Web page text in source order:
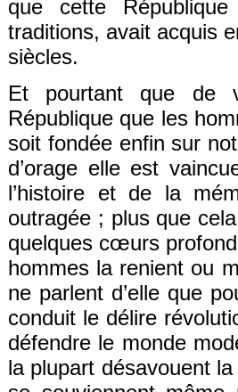
que cette
traditions, avait acquis
siècles.
Et pourtant que de
République que les
soit fondée enfin sur
d’orage elle est
l’histoire et de la
outragée ; plus que
quelques cœurs
hommes la renient ou
ne parlent d’elle que
conduit le délire
défendre le monde
la plupart désavouent